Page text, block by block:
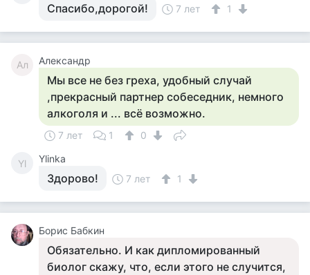
Спасибо,дорогой! 7 лет 1
Ал Александр
Мы все не без греха, удобный случай
,прекрасный партнер собеседник, немного
алкоголя и ... всё возможно.
7 лет 1 0
Yl Ylinka
Здорово! 7 лет 1
Борис Бабкин
Обязательно. И как дипломированный
биолог скажу, что, если этого не случится,